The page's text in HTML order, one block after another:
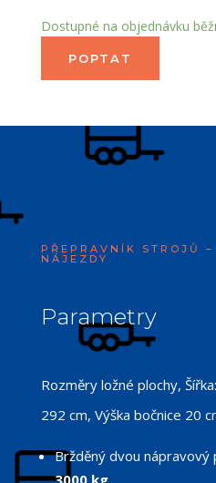
Dostupné na objednávku
POPTAT
PŘEPRAVNÍK STROJŮ
NÁJEZDY
Parametry
Rozměry ložné plochy,
292 cm, Výška bočnice 20
Bržděný dvou nápravový